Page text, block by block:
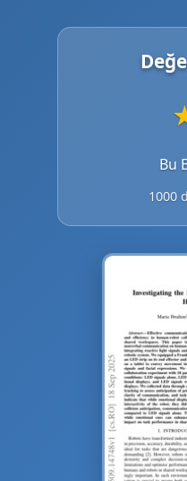
Bu
1000